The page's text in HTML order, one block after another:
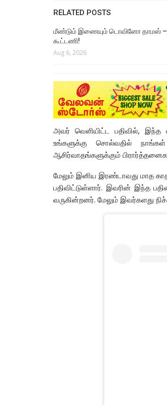
RELATED POSTS
மீண்டும் இணையும் டொவினோ தாமஸ் –
கூட்டணி!
Aug 6, 2026
அவர் வெளியிட்ட பதிவில், இந்த
உங்களுக்கு சொல்வதில்
ஆசிர்வாதங்களுக்கும்
மேலும் இனிய இரண்டாவது மாத
பதிவிட்டுள்ளார். இவரின் இந்த
வருகின்றனர். மேலும் இவர்களது